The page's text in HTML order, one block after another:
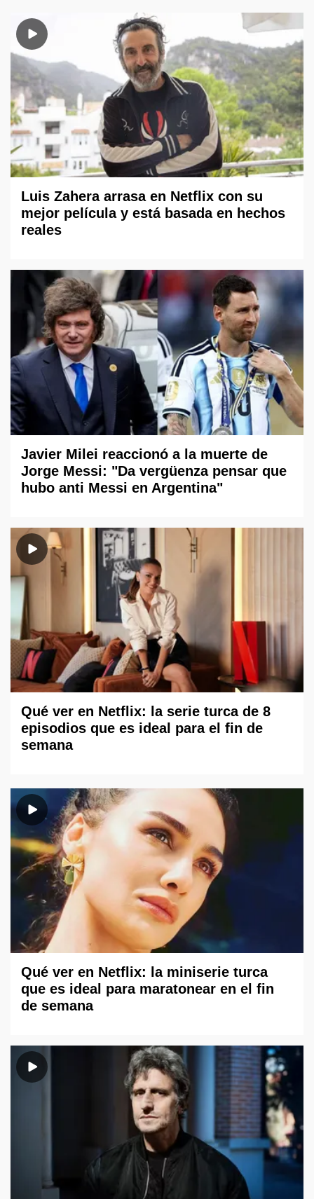
Luis Zahera arrasa en Netflix con su
mejor película y está basada en hechos
reales
Javier Milei reaccionó a la muerte de
Jorge Messi: "Da vergüenza pensar que
hubo anti Messi en Argentina"
Qué ver en Netflix: la serie turca de 8
episodios que es ideal para el fin de
semana
Qué ver en Netflix: la miniserie turca
que es ideal para maratonear en el fin
de semana